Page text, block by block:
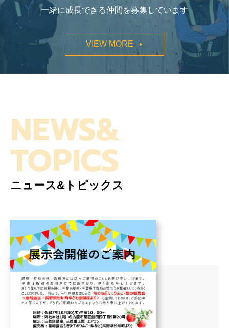
一緒に成長できる仲間を募集しています
VIEW MORE
NEWS&
TOPICS
ニュース&トピックス